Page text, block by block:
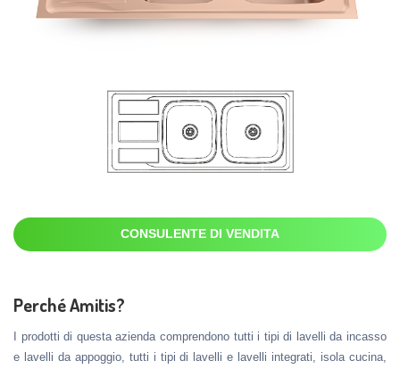
CONSULENTE DI VENDITA
Perché Amitis?
I prodotti di questa azienda comprendono tutti i tipi di lavelli da incasso
e lavelli da appoggio, tutti i tipi di lavelli e lavelli integrati, isola cucina,